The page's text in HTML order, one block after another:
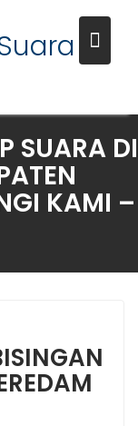
SUARA DI
KAMI –